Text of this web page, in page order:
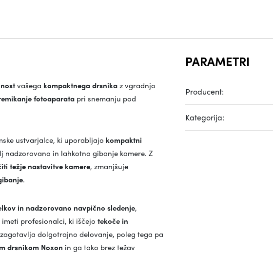
vašega kompaktnega drsnikaz vgradnjo
fotoaparata pri snemanju pod
ustvarjalce, ki uporabljajo kompaktni
nadzorovano in lahkotno gibanje kamere. Z
težje nastavitve kamere, zmanjšuje
.
in nadzorovano navpično sledenje,
profesionalci, ki iščejo tekoče in
zagotavlja dolgotrajno delovanje, poleg tega pa
drsnikom Noxon in ga tako brez težav
PARAMETRI
Producent:
Kategorija: